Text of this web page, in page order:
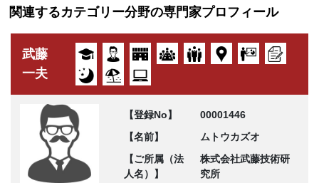
関連するカテゴリー分野の専門家プロフィール
武藤
一夫
【登録No】
00001446
【名前】
ムトウカズオ
【ご所属（法
人名）】
株式会社武藤技術研
究所